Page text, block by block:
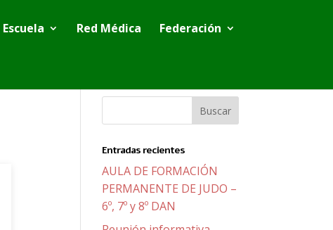
Escuela Red Médica Federación
Entradas recientes
AULA DE FORMACIÓN
PERMANENTE DE JUDO –
6º, 7º y 8º DAN